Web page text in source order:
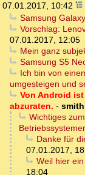
07.01.2017, 10:42
Samsung
Vorschlag:
07.01.2017, 12:05
Mein ganz
Samsung S5
Ich bin von
umgesteigen und
Von Android
abzuraten. -
Wichtiges
Danke für
07.01.2017,
Weil hier
18:04